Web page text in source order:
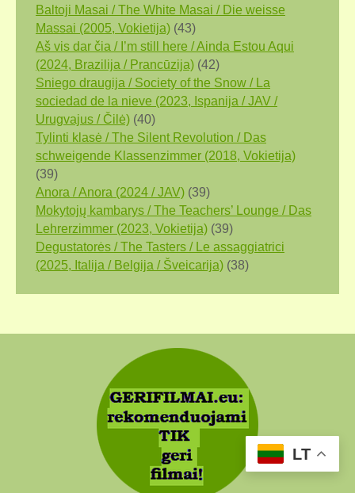
Baltoji Masai / The White Masai / Die weisse
Massai (2005, Vokietija) (43)
Aš vis dar čia / I’m still here / Ainda Estou Aqui
(2024, Brazilija / Prancūzija) (42)
Sniego draugija / Society of the Snow / La
sociedad de la nieve (2023, Ispanija / JAV /
Urugvajus / Čilė) (40)
Tylinti klasė / The Silent Revolution / Das
schweigende Klassenzimmer (2018, Vokietija)
(39)
Anora / Anora (2024 / JAV) (39)
Mokytojų kambarys / The Teachers’ Lounge / Das
Lehrerzimmer (2023, Vokietija) (39)
Degustatorės / The Tasters / Le assaggiatrici
(2025, Italija / Belgija / Šveicarija) (38)
LT